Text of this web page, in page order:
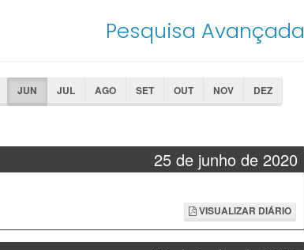
Pesquisa Avançada
JUN JUL AGO SET OUT NOV
DEZ
25 de junho de 2020
VISUALIZAR DIÁRIO